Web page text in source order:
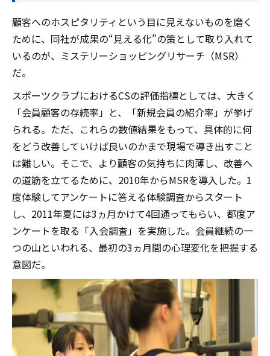
顧客へのホスピタリティという目に見えないものを磨く
ために、同社が成果の“見える化”の策として取り入れて
いるのが、ミステリーショッピングリサーチ（MSR）
だ。
スポーツクラブにおけるCSの評価指標としては、大きく
「会員顧客の存続率」と、「新規会員の紹介率」が挙げ
られる。ただ、これらの数値結果をもって、具体的に何
をどう改善していけば良いのかまで現場で導き出すこと
は難しい。そこで、より顧客の気持ちに肉薄し、改善へ
の道筋を立てるために、2010年からMSRを導入した。1
度体験してアンケートに答える体験調査からスタート
し、2011年夏には3ヵ月かけて4回通ってもらい、都度ア
ンケートを取る「入会調査」を実施した。会員継続の一
つの山といわれる、最初の3ヵ月間の心理変化を把握する
意図だ。